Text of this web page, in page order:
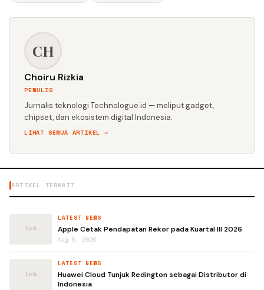
CH
Choiru Rizkia
PENULIS
Jurnalis teknologi Technologue.id — meliput gadget,
chipset, dan ekosistem digital Indonesia.
LIHAT SEMUA ARTIKEL →
ARTIKEL TERKAIT
LATEST NEWS
Apple Cetak Pendapatan Rekor pada Kuartal III 2026
Aug 5, 2026
LATEST NEWS
Huawei Cloud Tunjuk Redington sebagai Distributor di
Indonesia